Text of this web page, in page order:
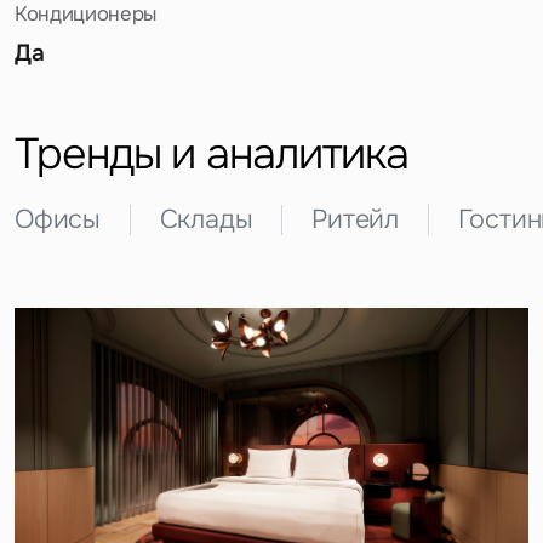
Кондиционеры
Да
Тренды и аналитика
Офисы Склады Ритейл
Вопрос
Это обязательное поле
Это обязательное поле